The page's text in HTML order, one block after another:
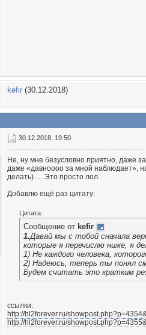
kefir (30.12.2018)
30.12.2018, 19:50
Не, ну мне безусловно приятно, даже
даже «давноооо за мной наблюдает»,
делать)…. Это просто лол.
Добавлю ещё раз цитату:
Цитата:
Сообщение от kefir
1.Давай мы с тобой сначала
которые я перечислю ниже, я
1) Не каждого человека,
2) Надеюсь, теперь ты понял
Будем считать это кратким
ссылки:
http://hl2forever.ru/
http://hl2forever.ru/